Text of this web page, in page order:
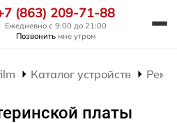
(863) 209-71-88
Ежедневно с 9:00 до 21:00
Позвонить мне утром
Каталог устройств
платы